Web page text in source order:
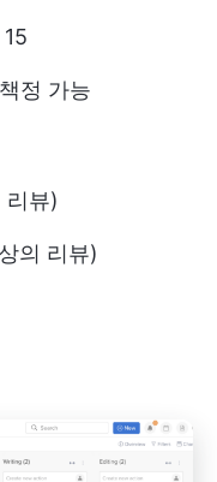
정 가능
리뷰)
의 리뷰)